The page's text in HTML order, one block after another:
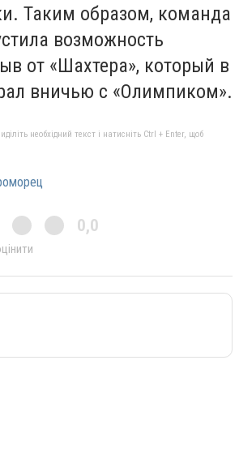
Таким образом, команда
возможность
от «Шахтера», который в
вничью с «Олимпиком».
необхідний текст і натисніть Ctrl + Enter, щоб
0,0